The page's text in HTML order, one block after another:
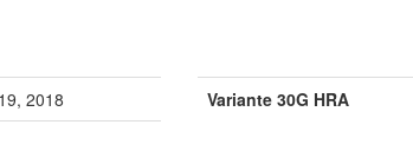
2018
Variante 30G HRA